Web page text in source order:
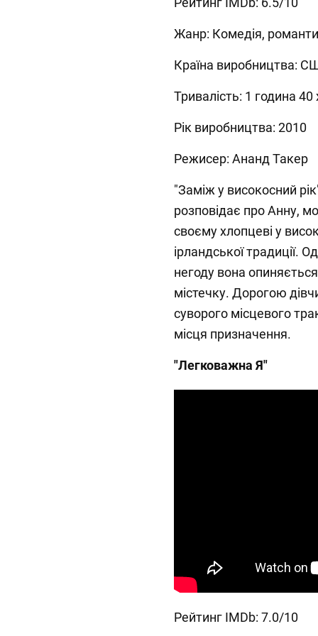
Жанр: Комедія,
Країна виробництва:
Тривалість: 1 година 40
Рік виробництва: 2010
Режисер: Ананд Такер
"Заміж у високосний
розповідає про Анну,
своєму хлопцеві у
ірландської традиції.
негоду вона
містечку. Дорогою
суворого місцевого
місця призначення.
"Легковажна Я"
Рейтинг IMDb: 7.0/10